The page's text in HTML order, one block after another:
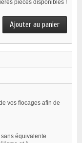
pièces disponibles !
vos flocages afin de
équivalente